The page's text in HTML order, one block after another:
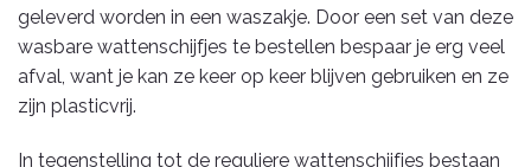
geleverd worden in een waszakje. Door een set van deze
wasbare wattenschijfjes te bestellen bespaar je erg veel
afval, want je kan ze keer op keer blijven gebruiken en ze
zijn plasticvrij.
In tegenstelling tot de reguliere wattenschijfjes bestaan